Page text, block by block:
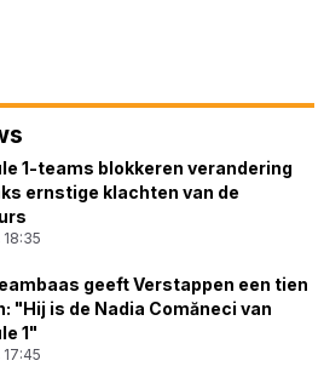
1-teams blokkeren verandering
ernstige klachten van de
geeft Verstappen een tien
"Hij is de Nadia Comăneci van
1"